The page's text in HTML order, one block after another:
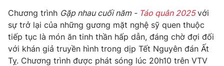
Câu chuyện quốc tế
Tài chính
Thị trường
Góc doanh nghiệp
Dữ liệu và đời sống
Truyền hình
Chương trình Gặp nhau cuối năm - Táo quân 2025 với
sự trở lại của những gương mặt nghệ sỹ quen thuộc
tiếp tục là món ăn tinh thần hấp dẫn, đáng chờ đợi đối
với khán giả truyền hình trong dịp Tết Nguyên đán Ất
Tỵ. Chương trình được phát sóng lúc 20h10 trên VTV